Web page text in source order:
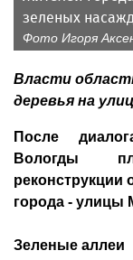
зеленых
Фото Игоря
Власти
деревья на
После
Вологды
реконструкции
города - улицы
Зеленые аллеи